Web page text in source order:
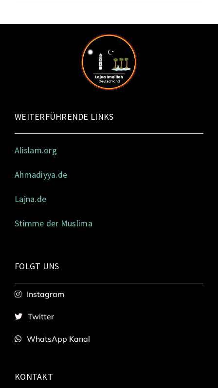
WEITERFÜHRENDE LINKS
Alislam.org
Ahmadiyya.de
Lajna.de
Stimme der Muslima
FOLGT UNS
Instagram
Twitter
WhatsApp Kanal
KONTAKT